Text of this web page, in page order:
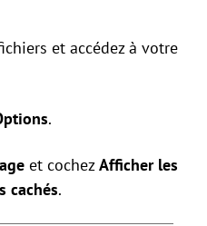
et accédez à votre
.
et cochezAfficher les
cachés.